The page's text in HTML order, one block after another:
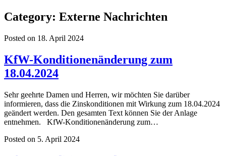
Category: Externe Nachrichten
Posted on 18. April 2024
KfW-Konditionenänderung zum
18.04.2024
Sehr geehrte Damen und Herren, wir möchten Sie darüber
informieren, dass die Zinskonditionen mit Wirkung zum 18.04.2024
geändert werden. Den gesamten Text können Sie der Anlage
entnehmen. KfW-Konditionenänderung zum…
Posted on 5. April 2024